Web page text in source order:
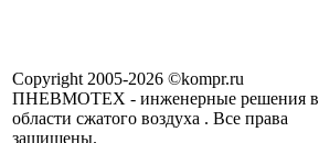
Copyright 2005-2026 ©kompr.ru
ПНЕВМОТЕХ - инженерные решения в
области сжатого воздуха . Все права
защищены.